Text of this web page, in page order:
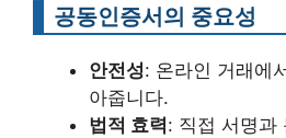
공동인증서의 중요성
안전성: 온라인 거래에
아줍니다.
법적 효력: 직접 서명과